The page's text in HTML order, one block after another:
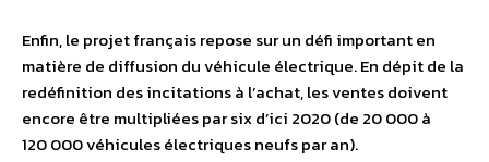
Enfin, le projet français repose sur un défi important en
matière de diffusion du véhicule électrique. En dépit de la
redéfinition des incitations à l’achat, les ventes doivent
encore être multipliées par six d’ici 2020 (de 20 000 à
120 000 véhicules électriques neufs par an).